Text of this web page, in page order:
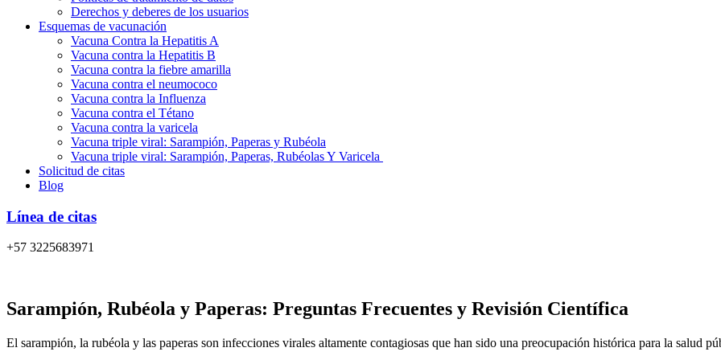
Derechos y deberes de los usuarios
Esquemas de vacunación
Vacuna Contra la Hepatitis A
Vacuna contra la Hepatitis B
Vacuna contra la fiebre amarilla
Vacuna contra el neumococo
Vacuna contra la Influenza
Vacuna contra el Tétano
Vacuna contra la varicela
Vacuna triple viral: Sarampión, Paperas y Rubéola
Vacuna triple viral: Sarampión, Paperas, Rubéolas Y Varicela
Solicitud de citas
Blog
Línea de citas
+57 3225683971
Sarampión, Rubéola y Paperas: Preguntas Frecuentes y Revisión Científica
El sarampión, la rubéola y las paperas son infecciones virales altamente contagiosas que han sido una preocupación histórica para la salud